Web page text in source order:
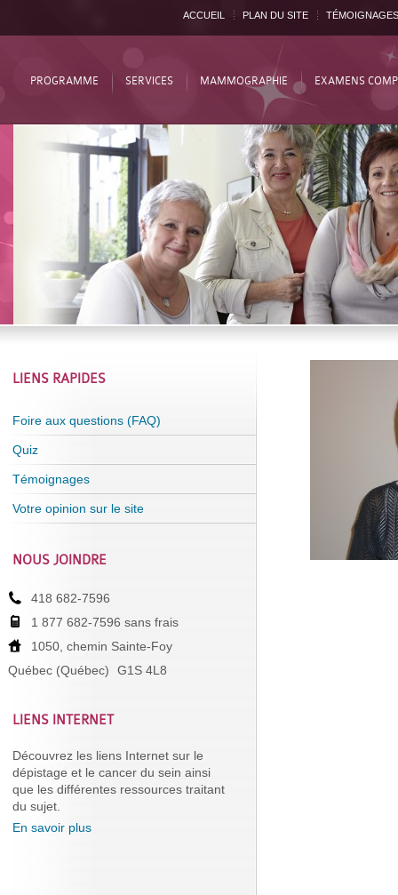
ACCUEIL PLAN DU SITE TÉMOIGNAGES
PROGRAMME SERVICES MAMMOGRAPHIE EXAMENS
LIENS RAPIDES
Foire aux questions (FAQ)
Quiz
Témoignages
Votre opinion sur le site
NOUS JOINDRE
418 682-7596
1 877 682-7596 sans frais
1050, chemin Sainte-Foy
Québec (Québec)
G1S 4L8
LIENS INTERNET
Découvrez les liens Internet sur le
dépistage et le cancer du sein ainsi
que les différentes ressources traitant
du sujet.
En savoir plus